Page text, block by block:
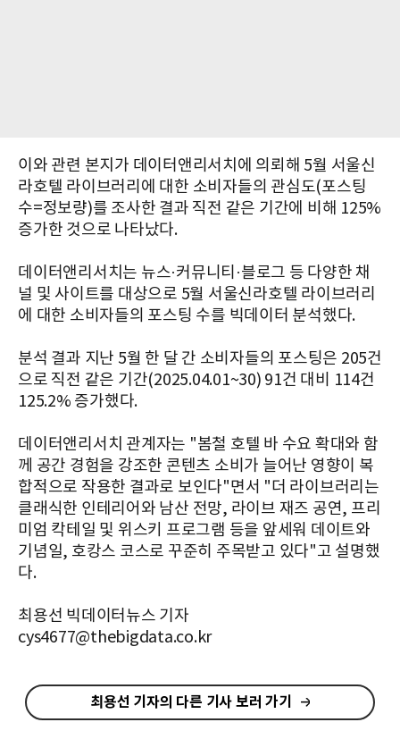
이와 관련 본지가 데이터앤리서치에 의뢰해 5월 서울신
라호텔 라이브러리에 대한 소비자들의 관심도(포스팅
수=정보량)를 조사한 결과 직전 같은 기간에 비해 125%
증가한 것으로 나타났다.
데이터앤리서치는 뉴스·커뮤니티·블로그 등 다양한 채
널 및 사이트를 대상으로 5월 서울신라호텔 라이브러리
에 대한 소비자들의 포스팅 수를 빅데이터 분석했다.
분석 결과 지난 5월 한 달 간 소비자들의 포스팅은 205건
으로 직전 같은 기간(2025.04.01~30) 91건 대비 114건
125.2% 증가했다.
데이터앤리서치 관계자는 "봄철 호텔 바 수요 확대와 함
께 공간 경험을 강조한 콘텐츠 소비가 늘어난 영향이 복
합적으로 작용한 결과로 보인다"면서 "더 라이브러리는
클래식한 인테리어와 남산 전망, 라이브 재즈 공연, 프리
미엄 칵테일 및 위스키 프로그램 등을 앞세워 데이트와
기념일, 호캉스 코스로 꾸준히 주목받고 있다"고 설명했
다.
최용선 빅데이터뉴스 기자
cys4677@thebigdata.co.kr
최용선 기자의 다른 기사 보러 가기